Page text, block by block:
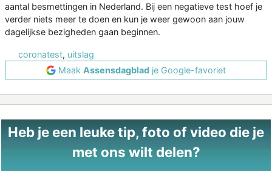
aantal besmettingen in Nederland. Bij een negatieve test hoef je
verder niets meer te doen en kun je weer gewoon aan jouw
dagelijkse bezigheden gaan beginnen.
coronatest, uitslag
Maak Assensdagblad je Google-favoriet
Heb je een leuke tip, foto of video die je
met ons wilt delen?